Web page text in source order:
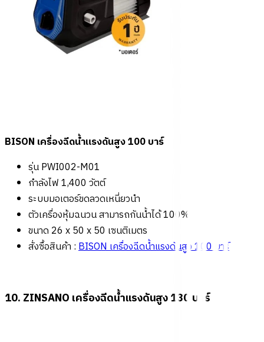
BISON เครื่องฉีดน้ำแรงดันสูง 100 บาร์
รุ่น PWI002-M01
กำลังไฟ 1,400 วัตต์
ระบบมอเตอร์ขดลวดเหนี่ยวนำ
ตัวเครื่องหุ้มฉนวน สามารถกันน้ำได้ 100%
ขนาด 26 x 50 x 50 เซนติเมตร
สั่งซื้อสินค้า :BISON เครื่องฉีดน้ำแรงดันสูง 100 บาร์
10. ZINSANO เครื่องฉีดน้ำแรงดันสูง 130 บาร์